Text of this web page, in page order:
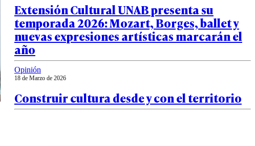
Extensión Cultural UNAB presenta su
temporada 2026: Mozart, Borges, ballet y
nuevas expresiones artísticas marcarán el
año
Opinión
18 de Marzo de 2026
Construir cultura desde y con el territorio